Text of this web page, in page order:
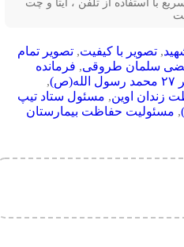
, تصویر با کیفیت, تصویر تمام
سلمان طروقی, فرمانده
,
زندان اوین, مسئول ستاد تیپ
, مسئولیت حفاظت بیمارستان